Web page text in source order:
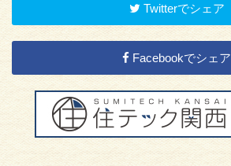
Twitterでシェア
Facebookでシェア